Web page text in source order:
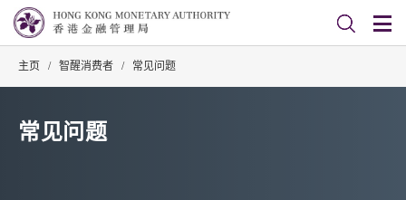
主页 / 智醒消费者 / 常见问题
常见问题